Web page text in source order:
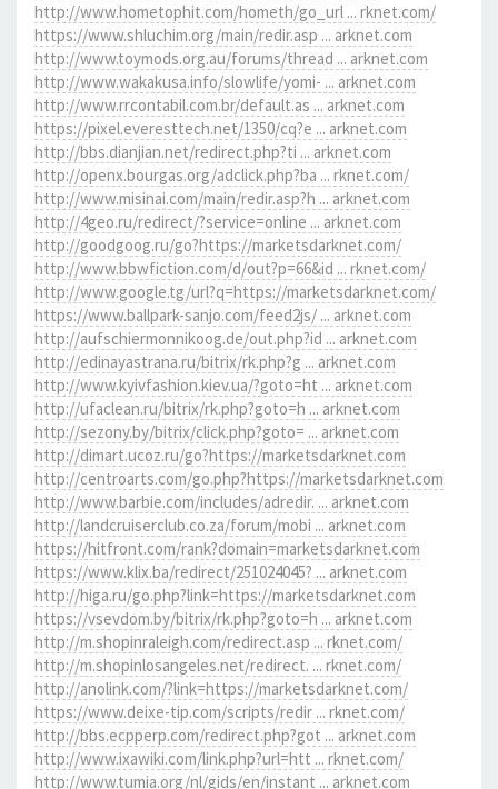
http://www.hometophit.com/hometh/go_url ... rknet.com/
https://www.shluchim.org/main/redir.asp ... arknet.com
http://www.toymods.org.au/forums/thread ... arknet.com
http://www.wakakusa.info/slowlife/yomi- ... arknet.com
http://www.rrcontabil.com.br/default.as ... arknet.com
https://pixel.everesttech.net/1350/cq?e ... arknet.com
http://bbs.dianjian.net/redirect.php?ti ... arknet.com
http://openx.bourgas.org/adclick.php?ba ... rknet.com/
http://www.misinai.com/main/redir.asp?h ... arknet.com
http://4geo.ru/redirect/?service=online ... arknet.com
http://goodgoog.ru/go?https://marketsdarknet.com/
http://www.bbwfiction.com/d/out?p=66&id ... rknet.com/
http://www.google.tg/url?q=https://marketsdarknet.com/
https://www.ballpark-sanjo.com/feed2js/ ... arknet.com
http://aufschiermonnikoog.de/out.php?id ... arknet.com
http://edinayastrana.ru/bitrix/rk.php?g ... arknet.com
http://www.kyivfashion.kiev.ua/?goto=ht ... arknet.com
http://ufaclean.ru/bitrix/rk.php?goto=h ... arknet.com
http://sezony.by/bitrix/click.php?goto= ... arknet.com
http://dimart.ucoz.ru/go?https://marketsdarknet.com
http://centroarts.com/go.php?https://marketsdarknet.com
http://www.barbie.com/includes/adredir. ... arknet.com
http://landcruiserclub.co.za/forum/mobi ... arknet.com
https://hitfront.com/rank?domain=marketsdarknet.com
https://www.klix.ba/redirect/251024045? ... arknet.com
http://higa.ru/go.php?link=https://marketsdarknet.com
https://vsevdom.by/bitrix/rk.php?goto=h ... arknet.com
http://m.shopinraleigh.com/redirect.asp ... rknet.com/
http://m.shopinlosangeles.net/redirect. ... rknet.com/
http://anolink.com/?link=https://marketsdarknet.com/
https://www.deixe-tip.com/scripts/redir ... rknet.com/
http://bbs.ecpperp.com/redirect.php?got ... arknet.com
http://www.ixawiki.com/link.php?url=htt ... rknet.com/
http://www.tumia.org/nl/gids/en/instant ... arknet.com